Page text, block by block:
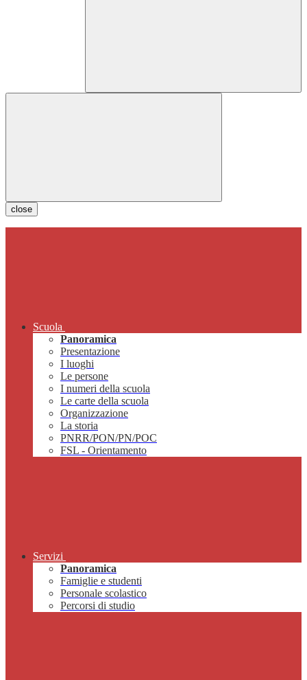
close
Scuola
Panoramica
Presentazione
I luoghi
Le persone
I numeri della scuola
Le carte della scuola
Organizzazione
La storia
PNRR/PON/PN/POC
FSL - Orientamento
Servizi
Panoramica
Famiglie e studenti
Personale scolastico
Percorsi di studio